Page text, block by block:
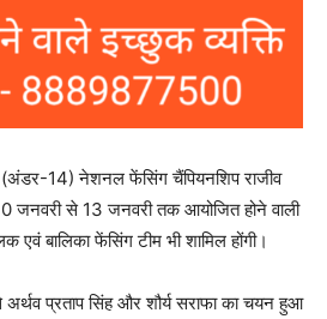
14) नेशनल फेंसिंग चैंपियनशिप राजीव
जनवरी से 13 जनवरी तक आयोजित होने वाली
बालिका फेंसिंग टीम भी शामिल होंगी।
प्रताप सिंह और शौर्य सराफा का चयन हुआ